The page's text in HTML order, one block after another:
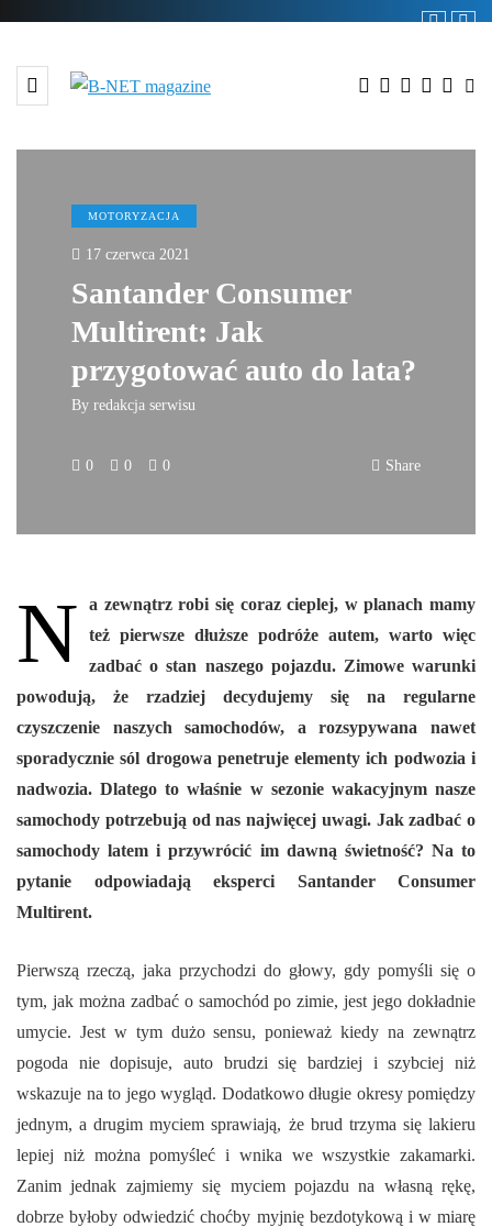
MOTORYZACJA
17 czerwca 2021
Santander Consumer
Multirent: Jak
przygotować auto do lata?
By redakcja serwisu
0 0 0 Share
N
a zewnątrz robi się coraz cieplej, w planach mamy
też pierwsze dłuższe podróże autem, warto więc
zadbać o stan naszego pojazdu. Zimowe warunki
powodują, że rzadziej decydujemy się na regularne
czyszczenie naszych samochodów, a rozsypywana nawet
sporadycznie sól drogowa penetruje elementy ich podwozia i
nadwozia. Dlatego to właśnie w sezonie wakacyjnym nasze
samochody potrzebują od nas najwięcej uwagi. Jak zadbać o
samochody latem i przywrócić im dawną świetność? Na to
pytanie odpowiadają eksperci Santander Consumer
Multirent.
Pierwszą rzeczą, jaka przychodzi do głowy, gdy pomyśli się o
tym, jak można zadbać o samochód po zimie, jest jego dokładnie
umycie. Jest w tym dużo sensu, ponieważ kiedy na zewnątrz
pogoda nie dopisuje, auto brudzi się bardziej i szybciej niż
wskazuje na to jego wygląd. Dodatkowo długie okresy pomiędzy
jednym, a drugim myciem sprawiają, że brud trzyma się lakieru
lepiej niż można pomyśleć i wnika we wszystkie zakamarki.
Zanim jednak zajmiemy się myciem pojazdu na własną rękę,
dobrze byłoby odwiedzić choćby myjnię bezdotykową i w miarę